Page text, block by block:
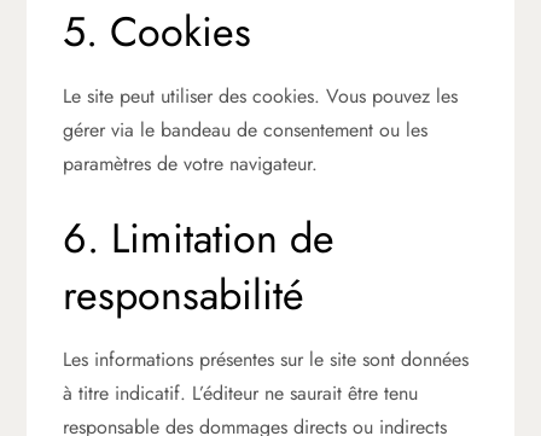
5. Cookies
Le site peut utiliser des cookies. Vous pouvez les
gérer via le bandeau de consentement ou les
paramètres de votre navigateur.
6. Limitation de
responsabilité
Les informations présentes sur le site sont données
à titre indicatif. L’éditeur ne saurait être tenu
responsable des dommages directs ou indirects